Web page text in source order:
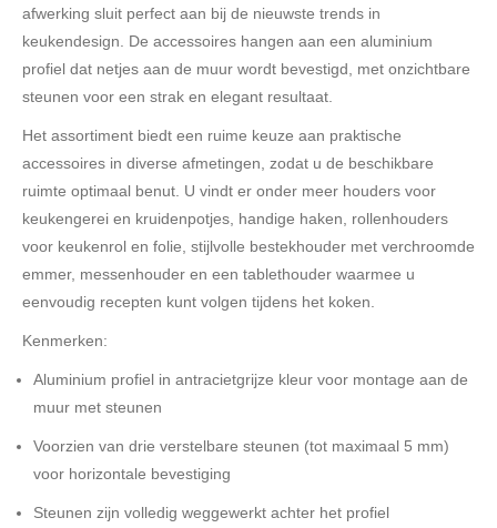
afwerking sluit perfect aan bij de nieuwste trends in
keukendesign. De accessoires hangen aan een aluminium
profiel dat netjes aan de muur wordt bevestigd, met onzichtbare
steunen voor een strak en elegant resultaat.
Het assortiment biedt een ruime keuze aan praktische
accessoires in diverse afmetingen, zodat u de beschikbare
ruimte optimaal benut. U vindt er onder meer houders voor
keukengerei en kruidenpotjes, handige haken, rollenhouders
voor keukenrol en folie, stijlvolle bestekhouder met verchroomde
emmer, messenhouder en een tablethouder waarmee u
eenvoudig recepten kunt volgen tijdens het koken.
Kenmerken:
Aluminium profiel in antracietgrijze kleur voor montage aan de
muur met steunen
Voorzien van drie verstelbare steunen (tot maximaal 5 mm)
voor horizontale bevestiging
Steunen zijn volledig weggewerkt achter het profiel